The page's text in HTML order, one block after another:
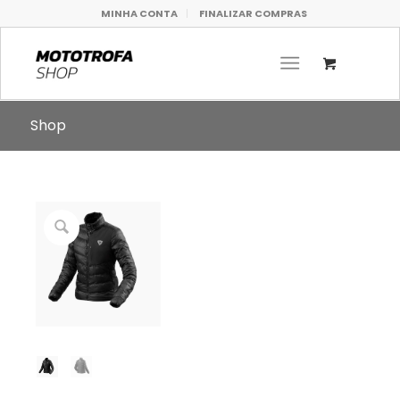
MINHA CONTA FINALIZAR COMPRAS
Shop